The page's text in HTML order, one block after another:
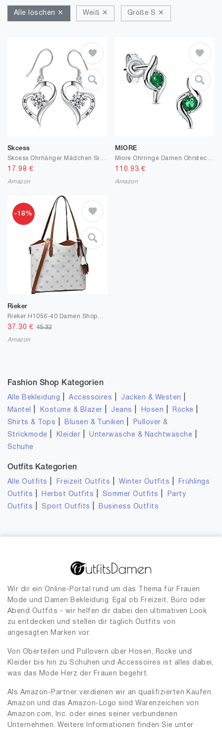
Alle löschen ✕ Weiß ✕ Größe S ✕
Skcess
17.98 €
Amazon
MIORE
110.93 €
Amazon
-18%
Rieker
37.30 €45.32
Amazon
Fashion Shop Kategorien
Alle Bekleidung |Accessoires Jacken & Westen
Mäntel Kostüme & Blazer Jeans Hosen Röcke
Shirts & Tops Blusen & Tuniken
Pullover &
Strickmode
Kleider |Unterwäsche & Nachtwäsche
Schuhe
Outfits Kategorien
Alle Outfits Freizeit Outfits |Winter Outfits
Frühlings
Outfits
Herbst Outfits Sommer Outfits
Party
Outfits
Sport Outfits Business Outfits
Wir dir ein Online-Portal rund um das Thema für Frauen
Mode und Damen Bekleidung. Egal ob Freizeit, Büro oder
Abend Outfits - wir helfen dir dabei den ultimativen Look
zu entdecken und stellen dir täglich Outfits von
angesagten Marken vor.
Von Oberteilen und Pullovern über Hosen, Röcke und
Kleider bis hin zu Schuhen und Accessoires ist alles dabei,
was das Mode Herz der Frauen begehrt.
Als Amazon-Partner verdienen wir an qualifizierten Käufen.
Amazon und das Amazon-Logo sind Warenzeichen von
Amazon.com, Inc. oder eines seiner verbundenen
Unternehmen. Weitere Informationen finden Sie unter